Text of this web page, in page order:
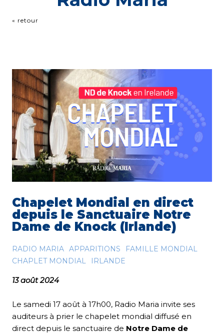
« retour
Chapelet Mondial en direct
depuis le Sanctuaire Notre
Dame de Knock (Irlande)
RADIO MARIA APPARITIONS
FAMILLE MONDIAL
CHAPLET MONDIAL
IRLANDE
13 août 2024
Le samedi 17 août à 17h00, Radio Maria invite ses
auditeurs à prier le chapelet mondial diffusé en
direct depuis le sanctuaire de Notre Dame de